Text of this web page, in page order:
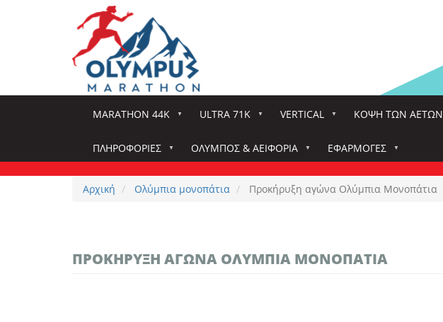
MARATHON 44K ULTRA 71K VERTICAL ΚΌΨΗ ΤΩΝ ΑΕΤΏΝ
ΠΛΗΡΟΦΟΡΊΕΣ ΌΛΥΜΠΟΣ & ΑΕΙΦΟΡΊΑ
ΕΦΑΡΜΟΓΈΣ
Αρχική
Ολύμπια μονοπάτια Προκήρυξη αγώνα Ολύμπια Μονοπάτια
ΠΡΟΚΉΡΥΞΗ ΑΓΏΝΑ ΟΛΎΜΠΙΑ ΜΟΝΟΠΆΤΙΑ